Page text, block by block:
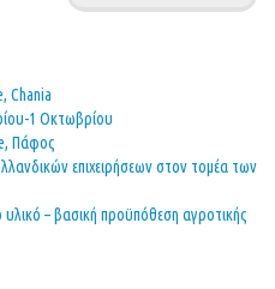
Chania
1 Οκτωβρίου
Πάφος
επιχειρήσεων στον τομέα των
– βασική προϋπόθεση αγροτικής